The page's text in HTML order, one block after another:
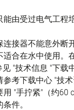
由受过电气工
连接器不能意外断
合在水中使用
"技术信息 "下载中
考下载中心 "技术
"手拧紧"（约60
件。